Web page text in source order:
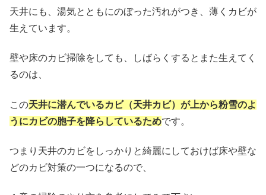
天井にも、湯気とともにのぼった汚れがつき、薄くカビが
生えています。
壁や床のカビ掃除をしても、しばらくするとまた生えてく
るのは、
この天井に潜んでいるカビ（天井カビ）が上から粉雪のよ
うにカビの胞子を降らしているためです。
つまり天井のカビをしっかりと綺麗にしておけば床や壁な
どのカビ対策の一つになるので、